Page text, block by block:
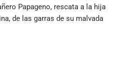
Papageno, rescata a la hija
de las garras de su malvada